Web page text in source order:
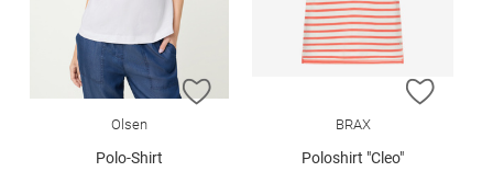
ZUR WUNSCHLISTE HINZUFÜGEN
Olsen
Polo-Shirt
ZUR
BRAX
Poloshirt "Cleo"